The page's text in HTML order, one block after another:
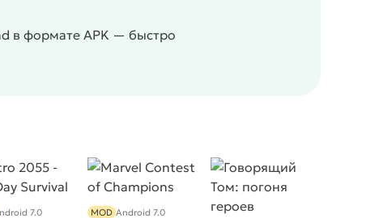
в формате APK — быстро
7.0 MOD Android 7.0